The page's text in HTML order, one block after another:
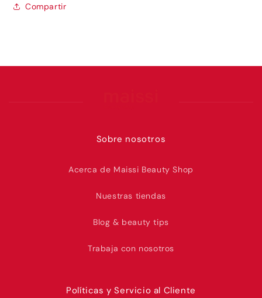
Compartir
Sobre nosotros
Acerca de Maissi Beauty Shop
Nuestras tiendas
Blog & beauty tips
Trabaja con nosotros
Políticas y Servicio al Cliente